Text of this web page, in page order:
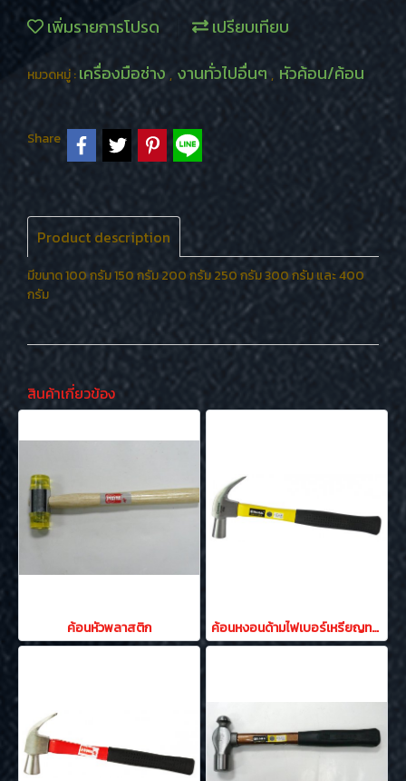
เพิ่มรายการโปรด เปรียบเทียบ
หมวดหมู่ :เครื่องมือช่าง , งานทั่วไปอื่นๆ, หัวค้อน/ค้อน
Share
Product description
มีขนาด 100 กรัม 150 กรัม 200 กรัม 250 กรัม 300 กรัม และ 400
กรัม
สินค้าเกี่ยวข้อง
ค้อนหัวพลาสติก ค้อนหงอนด้ามไฟเบอร์เหรียญทองหัวแม่เหล็ก